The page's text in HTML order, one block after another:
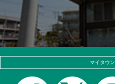
マイタウ